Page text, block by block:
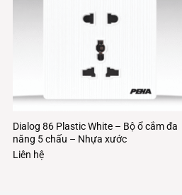
Dialog 86 Plastic White – Bộ ổ cắm đa
năng 5 chấu – Nhựa xước
Liên hệ